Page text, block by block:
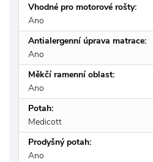
Vhodné pro motorové rošty:
Ano
Antialergenní úprava matrace:
Ano
Měkčí ramenní oblast:
Ano
Potah:
Medicott
Prodyšný potah:
Ano